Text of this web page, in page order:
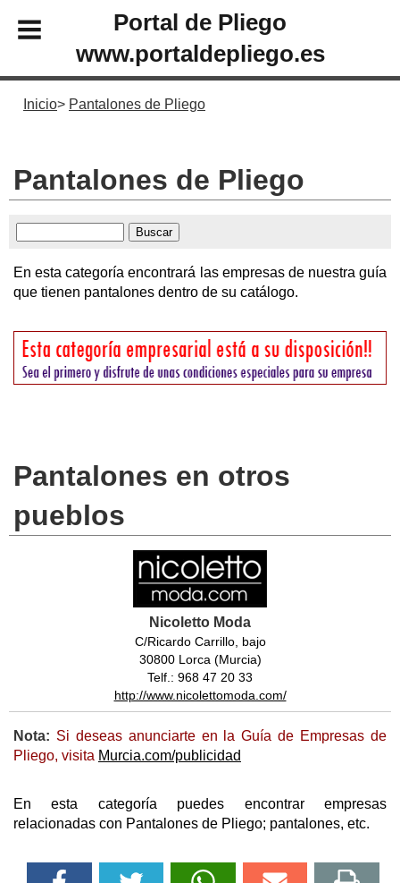
Portal de Pliego
www.portaldepliego.es
Inicio Pantalones de Pliego
Pantalones de Pliego
En esta categoría encontrará las empresas de nuestra guía
que tienen pantalones dentro de su catálogo.
Pantalones en otros
pueblos
Nicoletto Moda
C/Ricardo Carrillo, bajo
30800 Lorca (Murcia)
Telf.: 968 47 20 33
http://www.nicolettomoda.com/
Nota: Si deseas anunciarte en la Guía de Empresas de
Pliego, visita Murcia.com/publicidad
En esta categoría puedes encontrar empresas
relacionadas con Pantalones de Pliego; pantalones, etc.